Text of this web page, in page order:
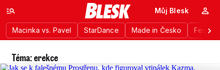
Macinka vs. Pavel StarDance Made in Česko
Můj Blesk
Téma: erekce